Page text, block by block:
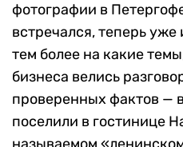
фотографии в
встречался, теперь
тем более на какие
бизнеса велись
проверенных фактов —
поселили в гостинице